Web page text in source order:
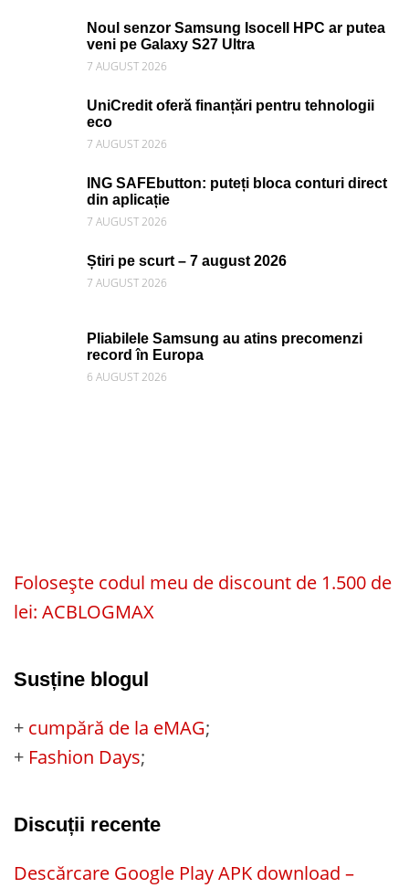
Noul senzor Samsung Isocell HPC ar putea
veni pe Galaxy S27 Ultra
7 AUGUST 2026
UniCredit oferă finanțări pentru tehnologii
eco
7 AUGUST 2026
ING SAFEbutton: puteți bloca conturi direct
din aplicație
7 AUGUST 2026
Știri pe scurt – 7 august 2026
7 AUGUST 2026
Pliabilele Samsung au atins precomenzi
record în Europa
6 AUGUST 2026
Folosește codul meu de discount de 1.500 de
lei: ACBLOGMAX
Susține blogul
+ cumpără de la eMAG;
+ Fashion Days;
Discuții recente
Descărcare Google Play APK download –